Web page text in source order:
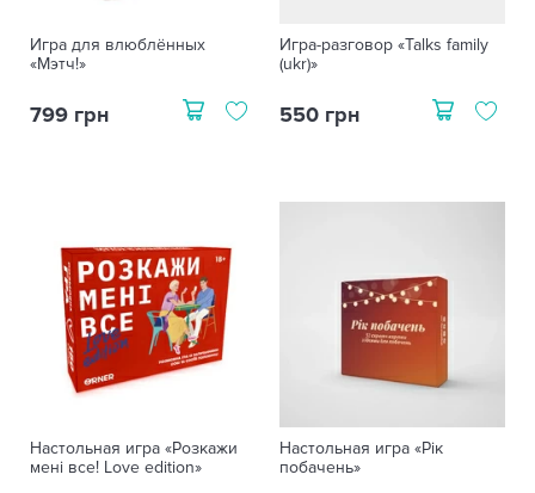
Игра для влюблённых
«Мэтч!»
799 грн
Игра-разговор «Talks family
(ukr)»
550 грн
Настольная игра «Розкажи
мені все! Love edition»
Настольная игра «Рік
побачень»